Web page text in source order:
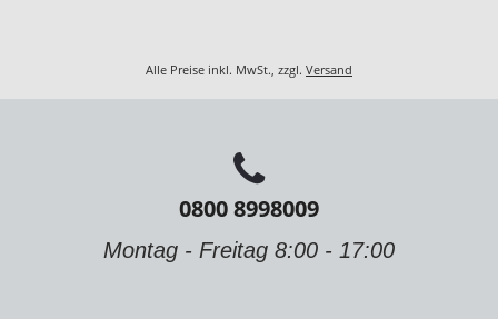
Alle Preise inkl. MwSt., zzgl. Versand
0800 8998009
Montag - Freitag 8:00 - 17:00